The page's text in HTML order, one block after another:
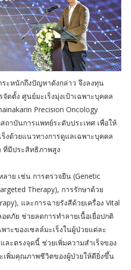
ะหนักถึงปัญหาดังกล่าว จึงลงทุน
ดตั้ง ศูนย์มะเร็งมุ่งเป้าเฉพาะบุคคล
Precision Oncology
ถาบันการแพทย์ระดับประเทศ เพื่อให้
งด้วยแนวทางการดูแลเฉพาะบุคคล
ที่มีประสิทธิภาพสูง
าย เช่น การตรวจยีน (Genetic
Therapy), การรักษาด้วย
และการฉายรังสีด้วยเครื่อง Vital
ดภัย ช่วยลดการทำลายเนื้อเยื่อปกติ
าะของเซลล์มะเร็งในผู้ป่วยแต่ละ
ะตรงจุดนี้ ช่วยเพิ่มความสำเร็จของ
เพิ่มคุณภาพชีวิตของผู้ป่วยให้ดียิ่งขึ้น